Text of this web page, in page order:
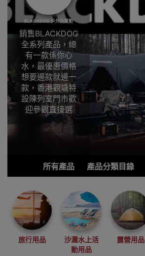
BLACKDOG 戶外及運動
銷售BLACKDOG
全系列產品，總
有一款係你心
水，最優惠價格
想要邊款就邊一
款，香港觀塘特
設陳列室門市歡
迎參觀直接選
購。
綠、藍和紅等等
為你帶來全黑露
營感受
而BLACKDOG推
出了多款全黑互
外露營用品，為
露營人士帶來耳
所有產品 產品分類目錄
旅行用品
沙灘水上活
動用品
露營用品